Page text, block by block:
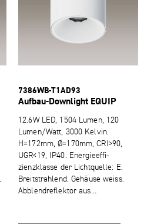
7386WB-​T1AD93
Aufbau-​Downlight EQUIP
12.6W LED, 1504 Lumen, 120
Lumen/Watt, 3000 Kelvin.
H=172mm, Ø=170mm, CRI>90,
UGR<19, IP40. Energie­ef­fi­
zienzklasse der Lichtquelle: E.
Breitstrahlend. Gehäuse weiss.
Abblendreflektor aus…